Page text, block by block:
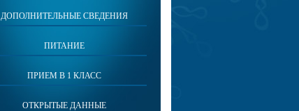
ДОПОЛНИТЕЛЬНЫЕ СВЕДЕНИЯ
ПИТАНИЕ
ПРИЕМ В 1 КЛАСС
ОТКРЫТЫЕ ДАННЫЕ